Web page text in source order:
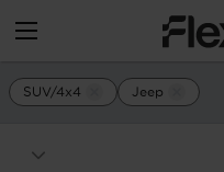
SUV/4x4 Jeep